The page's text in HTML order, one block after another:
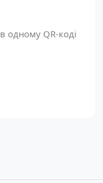
одному QR-коді